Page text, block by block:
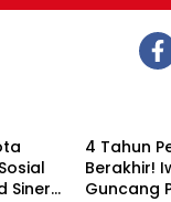
Sinergi
4 Tahun
Berakhir!
Guncang